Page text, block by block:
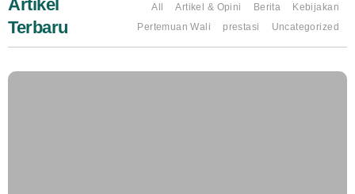
Artikel
Terbaru
All Artikel & Opini Berita
Kebijakan
Pertemuan Wali
prestasi Uncategorized